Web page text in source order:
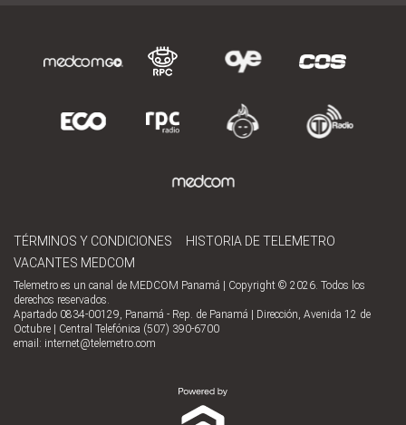
TÉRMINOS Y CONDICIONES
HISTORIA DE TELEMETRO
VACANTES MEDCOM
Telemetro es un canal de MEDCOM Panamá | Copyright © 2026. Todos los
derechos reservados.
Apartado 0834-00129, Panamá - Rep. de Panamá | Dirección, Avenida 12 de
Octubre | Central Telefónica (507) 390-6700
email: internet@telemetro.com